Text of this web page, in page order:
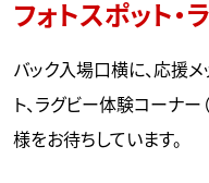
フォトスポット
バック入場口横に、応援メ
ト、ラグビー体験コーナー
様をお待ちしています。